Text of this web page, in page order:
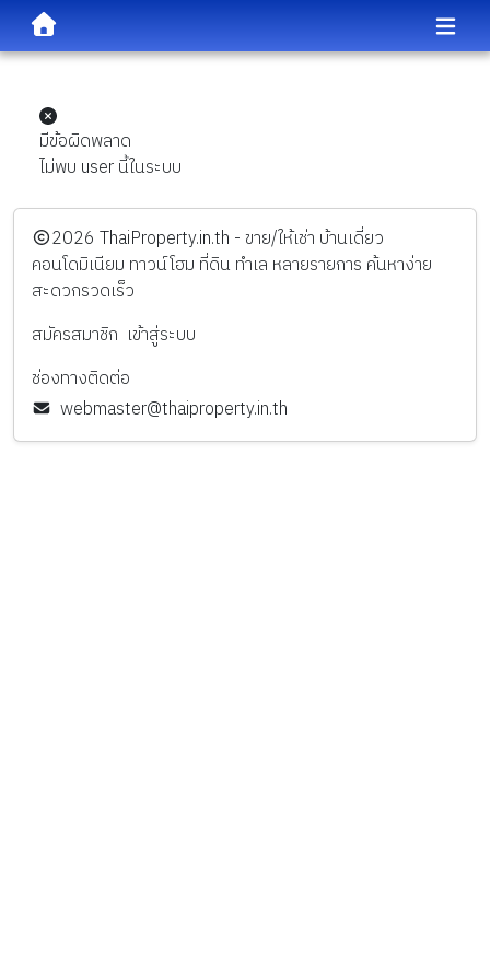
มีข้อผิดพลาด
ไม่พบ user นี้ในระบบ
️2026 ThaiProperty.in.th - ขาย/ให้เช่า บ้านเดี่ยว
คอนโดมิเนียม ทาวน์โฮม ที่ดิน ทำเล หลายรายการ ค้นหาง่าย
สะดวกรวดเร็ว
สมัครสมาชิก เข้าสู่ระบบ
ช่องทางติดต่อ
webmaster@thaiproperty.in.th